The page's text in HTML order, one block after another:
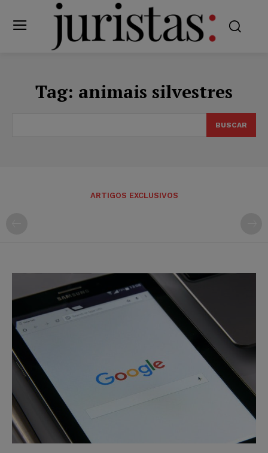
Tag: animais silvestres
BUSCAR
ARTIGOS EXCLUSIVOS